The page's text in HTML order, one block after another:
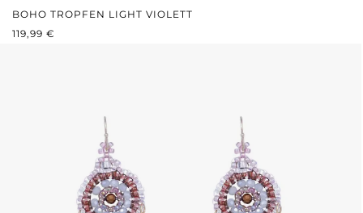
BOHO TROPFEN LIGHT VIOLETT
REGULÄRER PREIS:
119,99 €